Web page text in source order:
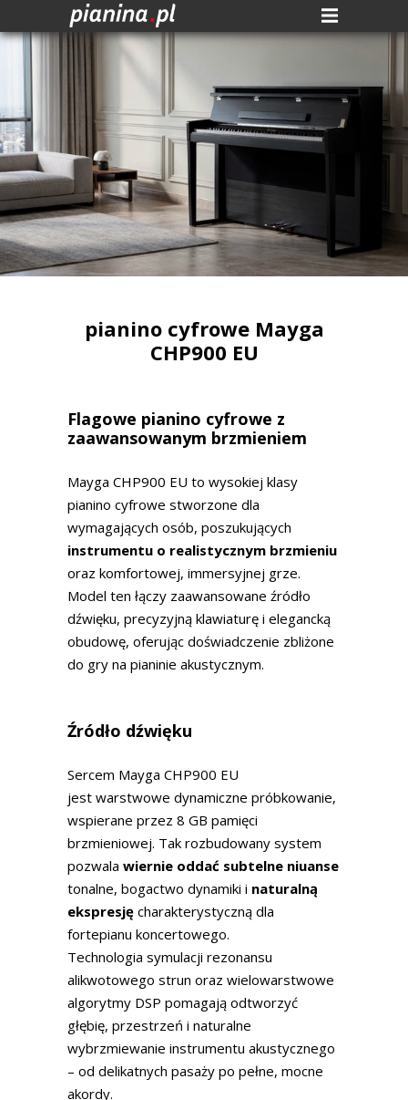
pianino cyfrowe Mayga
CHP900 EU
Flagowe pianino cyfrowe z
zaawansowanym brzmieniem
Mayga CHP900 EU to wysokiej klasy
pianino cyfrowe stworzone dla
wymagających osób, poszukujących
instrumentu o realistycznym brzmieniu
oraz komfortowej, immersyjnej grze.
Model ten łączy zaawansowane źródło
dźwięku, precyzyjną klawiaturę i elegancką
obudowę, oferując doświadczenie zbliżone
do gry na pianinie akustycznym.
Źródło dźwięku
Sercem Mayga CHP900 EU
jest warstwowe dynamiczne próbkowanie,
wspierane przez 8 GB pamięci
brzmieniowej. Tak rozbudowany system
pozwala wiernie oddać subtelne niuanse
tonalne, bogactwo dynamiki i naturalną
ekspresję charakterystyczną dla
fortepianu koncertowego.
Technologia symulacji rezonansu
alikwotowego strun oraz wielowarstwowe
algorytmy DSP pomagają odtworzyć
głębię, przestrzeń i naturalne
wybrzmiewanie instrumentu akustycznego
– od delikatnych pasaży po pełne, mocne
akordy.